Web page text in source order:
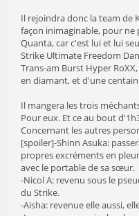
Il rejoindra donc la team de
façon inimaginable, pour ne
Quanta, car c'est lui et lui
Strike Ultimate Freedom
Trans-am Burst Hyper
en diamant, et d'une
Il mangera les trois
Pour eux. Et ce au bout
Concernant les autres
[spoiler]-Shinn Asuka:
propres excréments en
avec le portable de sa sœur.
-Nicol A: revenu sous le
du Strike.
-Aisha: revenue elle aussi,